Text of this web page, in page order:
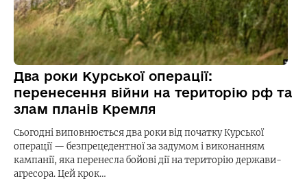
Два роки Курської операції:
перенесення війни на територію рф та
злам планів Кремля
Сьогодні виповнюється два роки від початку Курської
операції — безпрецедентної за задумом і виконанням
кампанії, яка перенесла бойові дії на територію держави-
агресора. Цей крок…